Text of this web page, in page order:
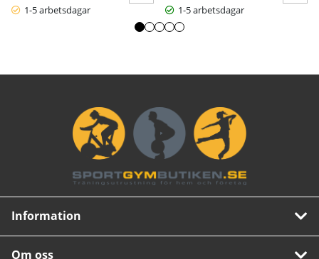
1-5 arbetsdagar
1-5 arbetsdagar
Information
Om oss